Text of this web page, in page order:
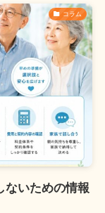
コラム
ないための情報